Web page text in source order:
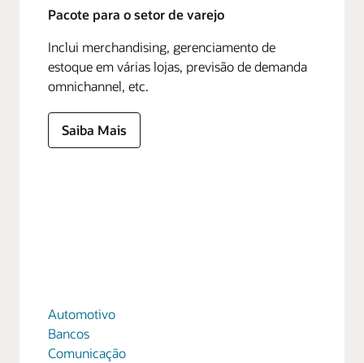
Pacote para o setor de varejo
Inclui merchandising, gerenciamento de
estoque em várias lojas, previsão de demanda
omnichannel, etc.
Saiba Mais
Automotivo
Bancos
Comunicação